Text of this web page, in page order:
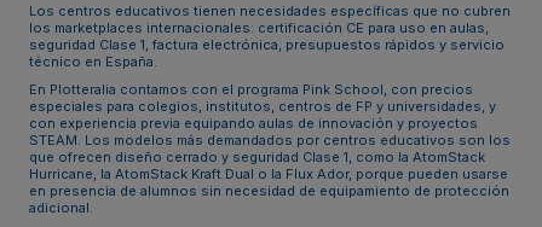
Los centros educativos tienen necesidades específicas que no cubren
los marketplaces internacionales: certificación CE para uso en aulas,
seguridad Clase 1, factura electrónica, presupuestos rápidos y servicio
técnico en España.
En Plotteralia contamos con el programa Pink School, con precios
especiales para colegios, institutos, centros de FP y universidades, y
con experiencia previa equipando aulas de innovación y proyectos
STEAM. Los modelos más demandados por centros educativos son los
que ofrecen diseño cerrado y seguridad Clase 1, como la AtomStack
Hurricane, la AtomStack Kraft Dual o la Flux Ador, porque pueden usarse
en presencia de alumnos sin necesidad de equipamiento de protección
adicional.